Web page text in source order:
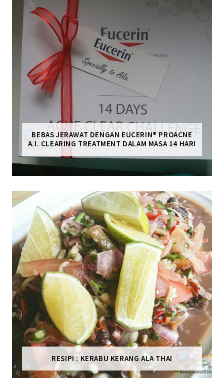
BEBAS JERAWAT DENGAN EUCERIN® PROACNE
A.I. CLEARING TREATMENT DALAM MASA 14 HARI
RESIPI : KERABU KERANG ALA THAI